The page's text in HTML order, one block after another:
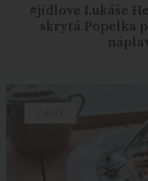
#jídlove Lukáše
skrytá Popelka